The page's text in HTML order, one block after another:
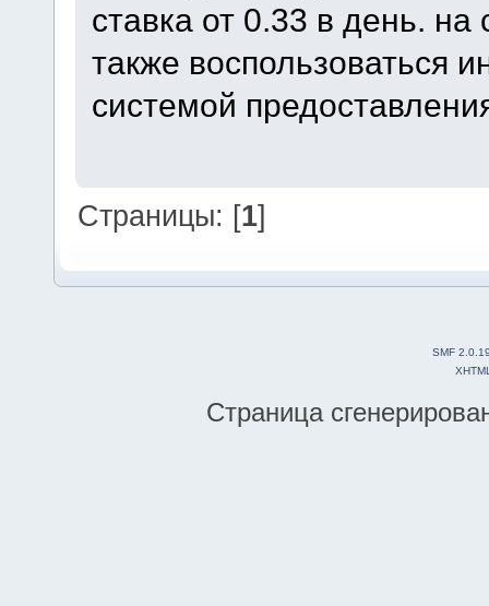
ставка от 0.33 в день.
также воспользоваться
системой
Страницы: [1]
SMF
Страница